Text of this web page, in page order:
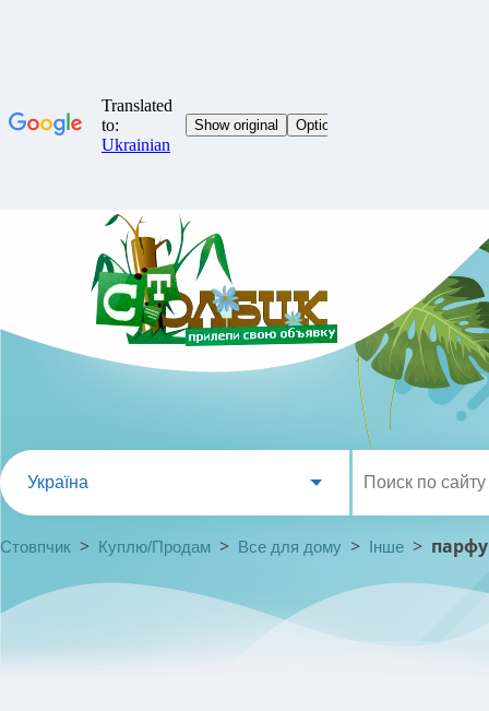
Україна
Стовпчик > Куплю/Продам > Все для дому > Інше >